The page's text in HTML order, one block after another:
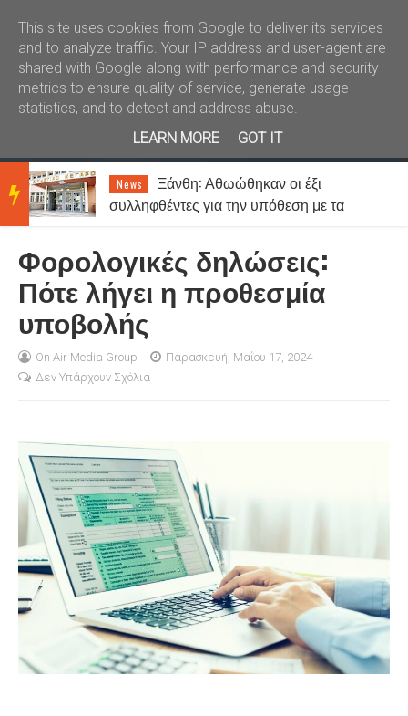
Καλώς ήλθατε Kral News
BRE
AKIN
NEW
News
Ξάνθη: Αθωώθηκαν οι έξι
συλληφθέντες για την υπόθεση με τα
Φορολογικές δηλώσεις:
Πότε λήγει η προθεσμία
υποβολής
On Air Media Group
Παρασκευή, Μαΐου 17, 2024
Δεν Υπάρχουν Σχόλια
This site uses cookies from Google to deliver its services
and to analyze traffic. Your IP address and user-agent are
shared with Google along with performance and security
metrics to ensure quality of service, generate usage
statistics, and to detect and address abuse.
LEARN MORE
GOT IT